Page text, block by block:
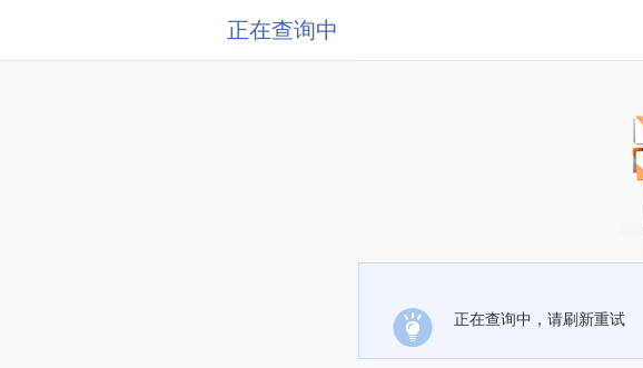
正在查询中
正在查询中，请刷新重试